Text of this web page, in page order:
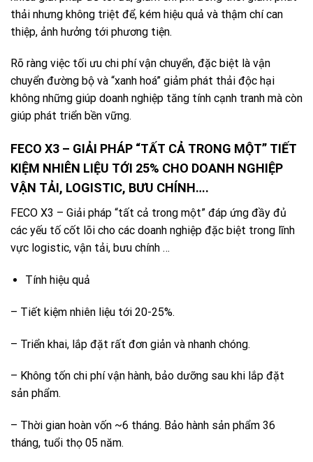
thải nhưng không triệt để, kém hiệu quả và thậm chí can
thiệp, ảnh hưởng tới phương tiện.
Rõ ràng việc tối ưu chi phí vận chuyển, đặc biệt là vận
chuyển đường bộ và “xanh hoá” giảm phát thải độc hại
không những giúp doanh nghiệp tăng tính cạnh tranh mà còn
giúp phát triển bền vững.
FECO X3 – GIẢI PHÁP “TẤT CẢ TRONG MỘT” TIẾT
KIỆM NHIÊN LIỆU TỚI 25% CHO DOANH NGHIỆP
VẬN TẢI, LOGISTIC, BƯU CHÍNH….
FECO X3 – Giải pháp “tất cả trong một” đáp ứng đầy đủ
các yếu tố cốt lõi cho các doanh nghiệp đặc biệt trong lĩnh
vực logistic, vận tải, bưu chính …
Tính hiệu quả
– Tiết kiệm nhiên liệu tới 20-25%.
– Triển khai, lắp đặt rất đơn giản và nhanh chóng.
– Không tốn chi phí vận hành, bảo dưỡng sau khi lắp đặt
sản phẩm.
– Thời gian hoàn vốn ~6 tháng. Bảo hành sản phẩm 36
tháng, tuổi thọ 05 năm.